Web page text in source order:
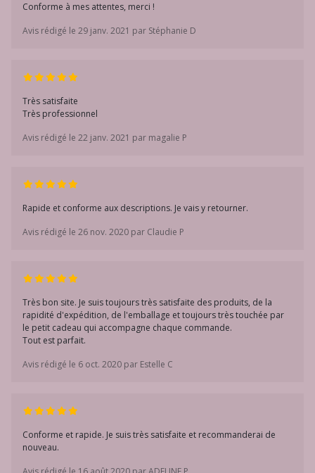
Conforme à mes attentes, merci !
Avis rédigé le 29 janv. 2021 par Stéphanie D
Très satisfaite
Très professionnel
Avis rédigé le 22 janv. 2021 par magalie P
Rapide et conforme aux descriptions. Je vais y retourner.
Avis rédigé le 26 nov. 2020 par Claudie P
Très bon site. Je suis toujours très satisfaite des produits, de la
rapidité d'expédition, de l'emballage et toujours très touchée par
le petit cadeau qui accompagne chaque commande.
Tout est parfait.
Avis rédigé le 6 oct. 2020 par Estelle C
Conforme et rapide. Je suis très satisfaite et recommanderai de
nouveau.